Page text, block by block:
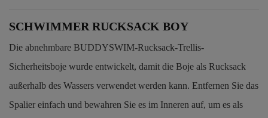
SCHWIMMER RUCKSACK BOY
Die abnehmbare BUDDYSWIM-Rucksack-Trellis-
Sicherheitsboje wurde entwickelt, damit die Boje als Rucksack
außerhalb des Wassers verwendet werden kann. Entfernen Sie das
Spalier einfach und bewahren Sie es im Inneren auf, um es als